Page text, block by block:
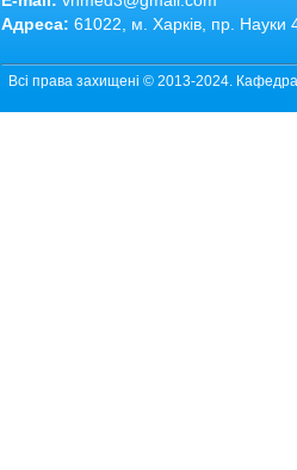
Адреса: 61022, м. Харків, пр. Науки
Всі права захищені © 2013-2024. Кафедра